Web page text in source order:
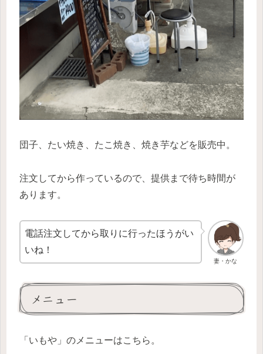
団子、たい焼き、たこ焼き、焼き芋などを販売中。
注文してから作っているので、提供まで待ち時間が
あります。
妻・かな
電話注文してから取りに行ったほうがい
いね！
メニュー
「いもや」のメニューはこちら。